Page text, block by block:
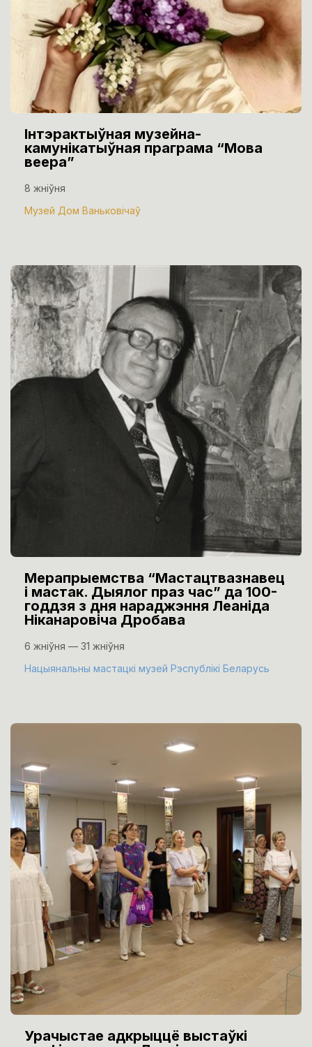
Інтэрактыўная музейна-
камунікатыўная праграма “Мова
веера”
8 жніўня
Музей Дом Ваньковічаў
Мерапрыемства “Мастацтвазнавец
і мастак. Дыялог праз час” да 100-
годдзя з дня нараджэння Леаніда
Ніканаровіча Дробава
6 жніўня — 31 жніўня
Нацыянальны мастацкі музей Рэспублікі Беларусь
Урачыстае адкрыццё выстаўкі